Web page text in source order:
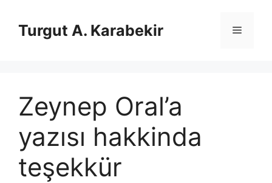
Turgut A. Karabekir Menü
Zeynep Oral’a
yazısı hakkinda
teşekkür